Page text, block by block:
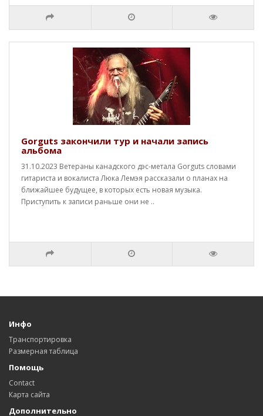
Gorguts закончили тур и начали запись
альбома
31.10.2023 Ветераны канадского дэс-метала Gorguts словами
гитариста и вокалиста Люка Лемэя рассказали о планах на
ближайшее будущее, в которых есть новая музыка.
Приступить к записи раньше они не ..
Инфо
Транспортировка
Размерная таблица
Помощь
Contact
Карта сайта
Дополнительно